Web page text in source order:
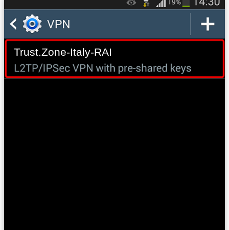
Trust.Zone-Italy-RAI